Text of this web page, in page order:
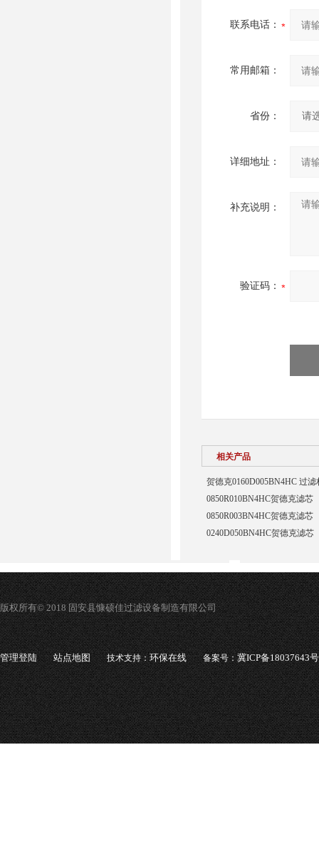
联系电话：
常用邮箱：
省份：
详细地址：
补充说明：
验证码：
相关产品
贺德克0160D005BN4HC 过滤
0850R010BN4HC贺德克滤芯
0850R003BN4HC贺德克滤芯
0240D050BN4HC贺德克滤芯
版权所有© 2018 固安县慷硕佳过滤设备制造有限公司
管理登陆 站点地图 技术支持：环保在线 备案号：冀ICP备18037643